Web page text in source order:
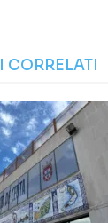
CORRELATI